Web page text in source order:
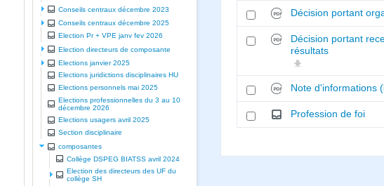
Conseils centraux décembre 2023
Conseils centraux décembre 2025
Election Pr + VPE janv fev 2026
Election directeurs de composante
Elections janvier 2025
Elections juridictions disciplinaires HU
Elections personnels mai 2025
Elections professionnelles du 3 au 10
décembre 2026
Elections usagers avril 2025
Section disciplinaire
composantes
Collège DSPEG BIATSS avril 2024
Election des directeurs des UF du
collège SH
Décision portant
Décision portant
résultats
Note d'informations
Profession de foi